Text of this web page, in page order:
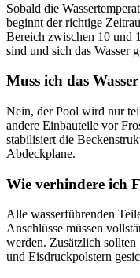
Sobald die
beginnt der richtige
Bereich zwischen 10 und
sind und sich das Wasser
Muss ich das
Nein, der Pool wird nur
andere Einbauteile vor
stabilisiert die
Abdeckplane.
Wie verhindere ich
Alle wasserführenden
Anschlüsse müssen
werden. Zusätzlich
und Eisdruckpolstern